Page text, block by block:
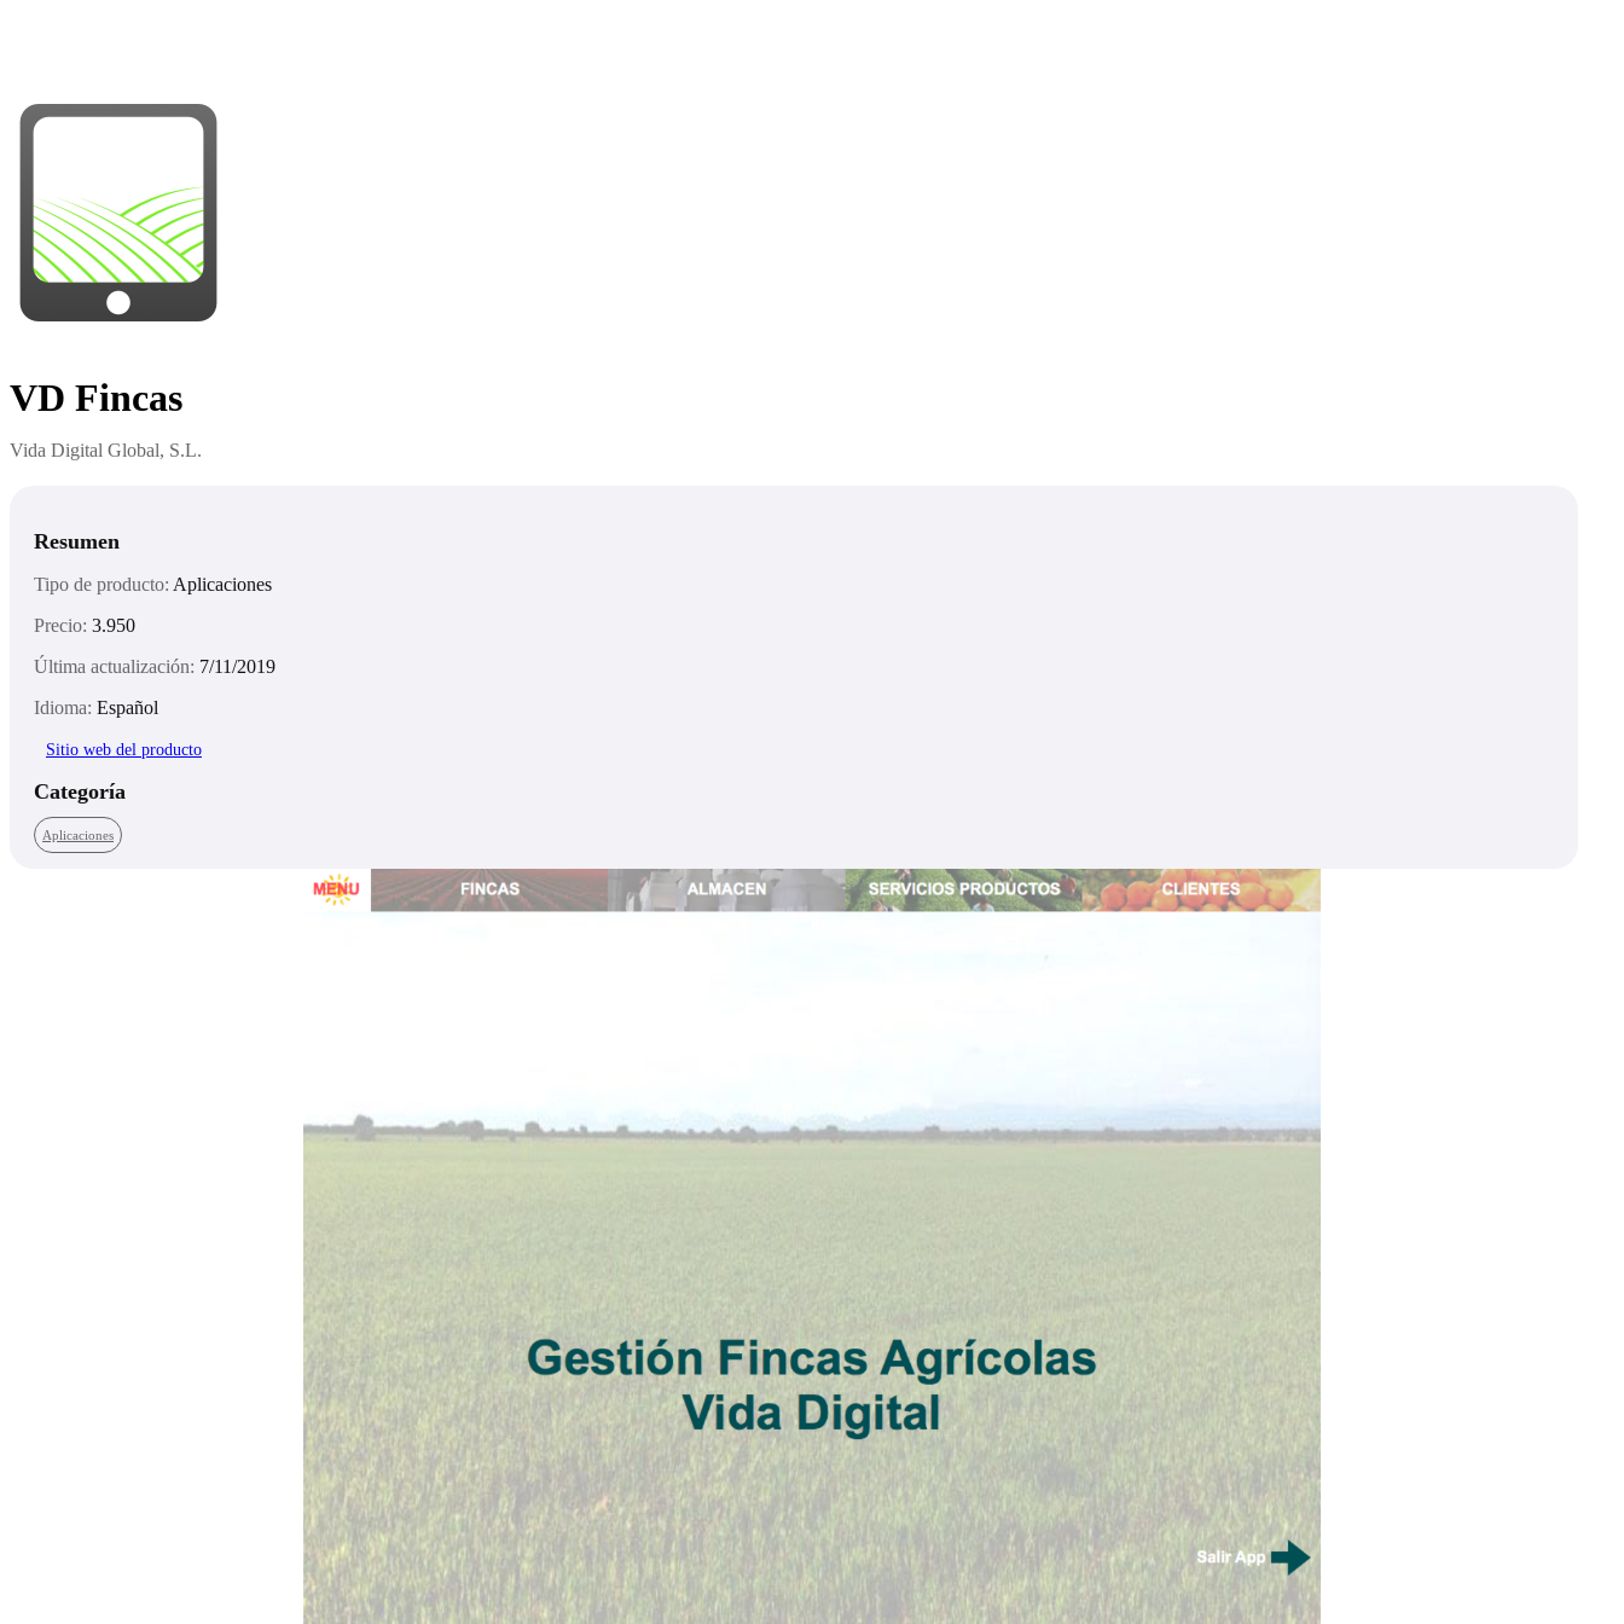
VD Fincas
Vida Digital Global, S.L.
Resumen
Tipo de producto: Aplicaciones
Precio: 3.950
Última actualización: 7/11/2019
Idioma: Español
Sitio web del producto
Categoría
Aplicaciones